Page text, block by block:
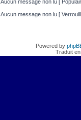
Aucun message non lu [
Aucun message non lu [
Powered by
Traduit